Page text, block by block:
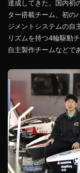
達成してきた。国内初
ター搭載チーム、初の
ジメントシステムの自
リズムを持つ4輪駆動
自主製作チームなどで